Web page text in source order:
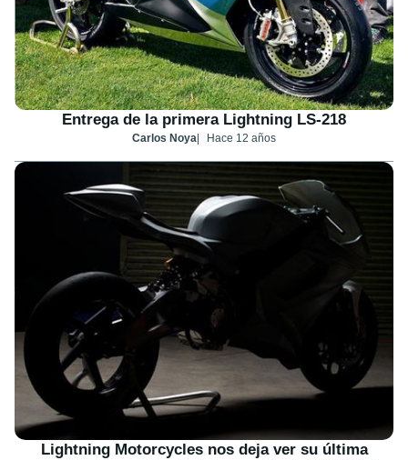
Entrega de la primera Lightning LS-218
Carlos Noya Hace 12 años
Lightning Motorcycles nos deja ver su última